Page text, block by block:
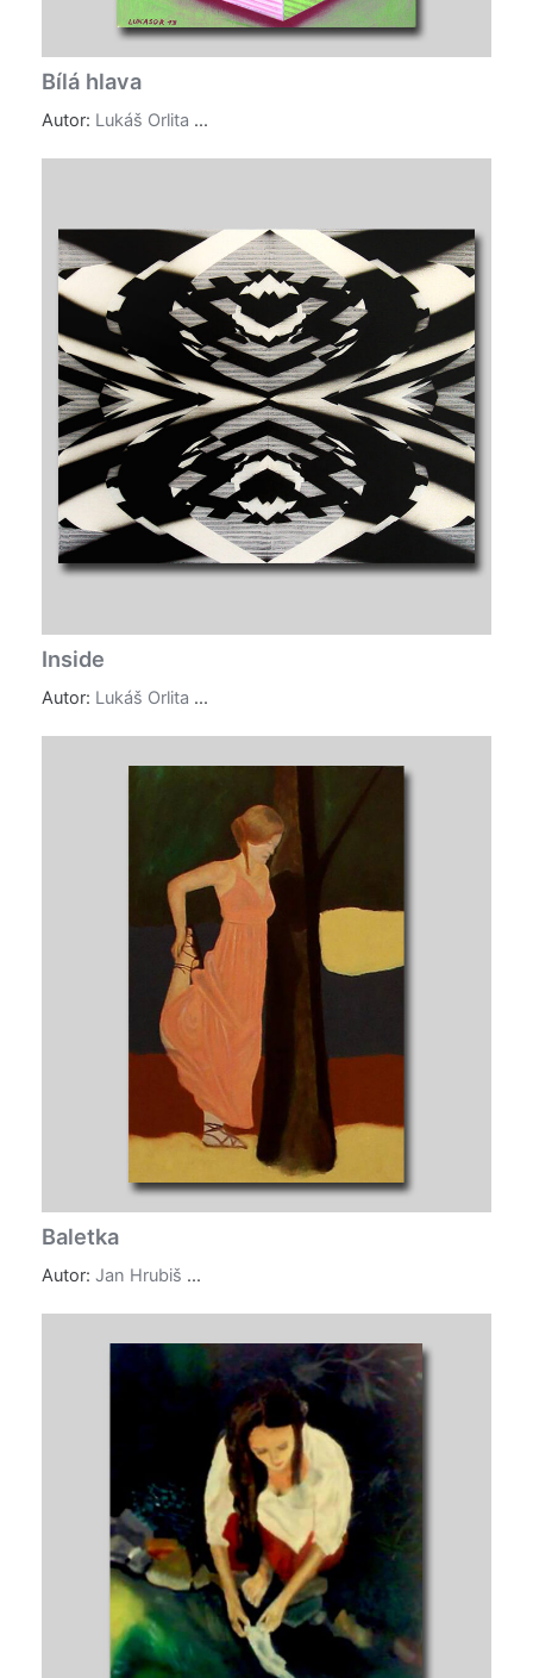
Bílá hlava
Autor: Lukáš Orlita ...
Inside
Autor: Lukáš Orlita ...
Baletka
Autor: Jan Hrubiš ...